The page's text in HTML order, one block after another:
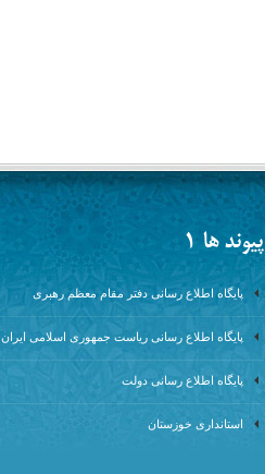
پیوند ها 1
پایگاه اطلاع رسانی دفتر مقام معظم رهبری
پایگاه اطلاع رسانی ریاست جمهوری اسلامی ایران
پایگاه اطلاع رسانی دولت
استانداری خوزستان